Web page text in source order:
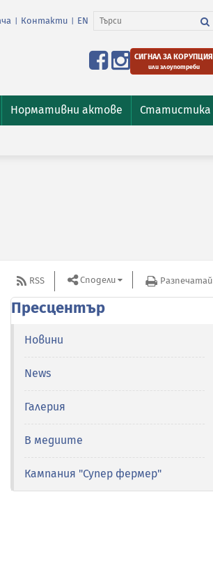
Контакти EN
СИГНАЛ ЗА КОРУПЦИЯ
или злоупотреби
Нормативни актове Статистика
RSS Сподели Разпечатай
Пресцентър
Новини
News
Галерия
В медиите
Кампания "Супер фермер"